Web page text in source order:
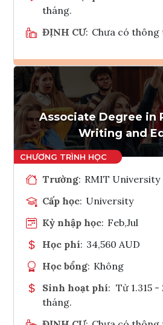
tháng.
ĐỊNH CƯ: Chưa có thông
Ghi danh
Tham
Associate Degree in
Writing and
Trường: RMIT
Cấp học: University
Kỳ nhập học: Feb,Jul
Học phí: 34,560 AUD
Học bổng: Không
Sinh hoạt phí: Từ 1.315 -
tháng.